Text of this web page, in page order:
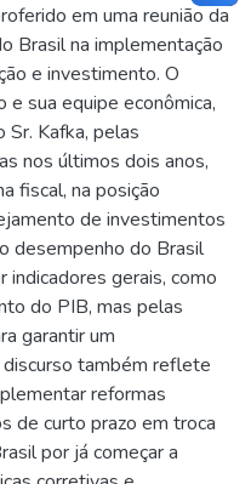
em uma reunião da
Brasil na implementação
e investimento. O
sua equipe econômica,
Kafka, pelas
nos últimos dois anos,
fiscal, na posição
de investimentos
desempenho do Brasil
indicadores gerais, como
do PIB, mas pelas
garantir um
também reflete
reformas
de curto prazo em troca
por já começar a